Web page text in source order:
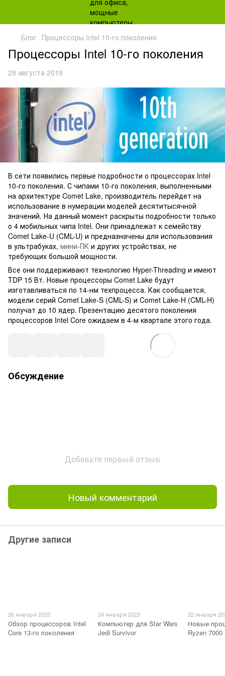
Блог Процессоры Intel 10-го поколения
Процессоры Intel 10-го поколения
29 августа 2019
В сети появились первые подробности о процессорах Intel
10-го поколения. С чипами 10-го поколения, выполненными
на архитектуре Comet Lake, производитель перейдет на
использование в нумерации моделей десятитысячной
значений. На данный момент раскрыты подробности только
о 4 мобильных чипа Intel. Они принадлежат к семейству
Comet Lake-U (CML-U) и предназначены для использования
в ультрабуках, мини-ПК и других устройствах, не
требующих большой мощности.
Все они поддерживают технологию Hyper-Threading и имеют
TDP 15 Вт. Новые процессоры Comet Lake будут
изготавливаться по 14-нм техпроцесса. Как сообщается,
модели серий Comet Lake-S (CML-S) и Comet Lake-H (CML-H)
получат до 10 ядер. Презентацию десятого поколения
процессоров Intel Core ожидаем в 4-м квартале этого года.
Обсуждение
Добавьте первый отзыв
Новый комментарий
Другие записи
26 января 2023
Обзор процессоров Intel
Core 13-го поколения
24 января 2023
Компьютер для Star Wars
Jedi Survivor
22 января
Новые
Ryzen 7000